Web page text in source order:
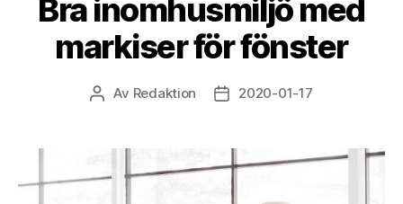
Bra inomhusmiljö med
markiser för fönster
Inläggsförfattare
Av Redaktion Inläggsdatum
2020-01-17